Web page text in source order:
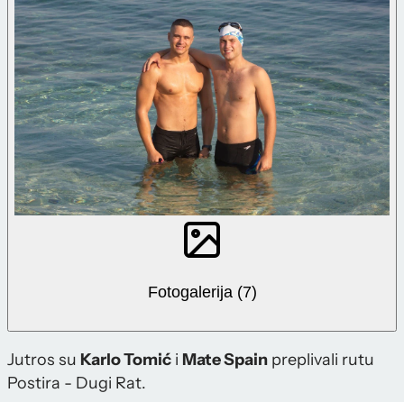
Fotogalerija (7)
Jutros su Karlo Tomić i Mate Spain preplivali rutu
Postira - Dugi Rat.